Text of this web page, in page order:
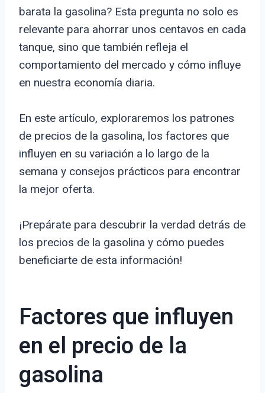
barata la gasolina? Esta pregunta no solo es
relevante para ahorrar unos centavos en cada
tanque, sino que también refleja el
comportamiento del mercado y cómo influye
en nuestra economía diaria.
En este artículo, exploraremos los patrones
de precios de la gasolina, los factores que
influyen en su variación a lo largo de la
semana y consejos prácticos para encontrar
la mejor oferta.
¡Prepárate para descubrir la verdad detrás de
los precios de la gasolina y cómo puedes
beneficiarte de esta información!
Factores que influyen
en el precio de la
gasolina